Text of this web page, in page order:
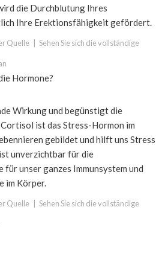
die Durchblutung Ihres
Ihre Erektionsfähigkeit gefördert.
Quelle Sehen Sie sich die vollständige
Hormone?
Wirkung und begünstigt die
ist das Stress-Hormon im
gebildet und hilft uns Stress
unverzichtbar für die
für unser ganzes Immunsystem und
im Körper.
Quelle Sehen Sie sich die vollständige